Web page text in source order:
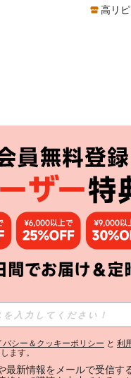
高リ
アプリ
バシー＆クッキーポリシー と 利
ます。
最新情報をメールで受信す